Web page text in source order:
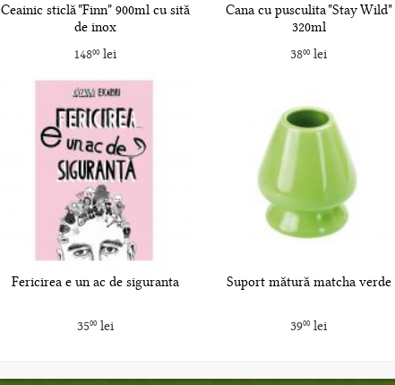
Ceainic sticlă "Finn" 900ml cu sită
de inox
14800 lei
Cana cu pusculita "Stay Wild"
320ml
3800lei
Fericirea e un ac de siguranta
3500lei
Suport mătură matcha verde
3900lei